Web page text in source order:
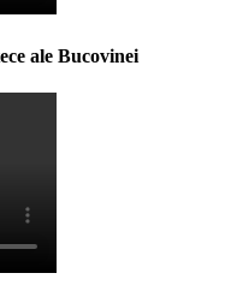
ale Bucovinei